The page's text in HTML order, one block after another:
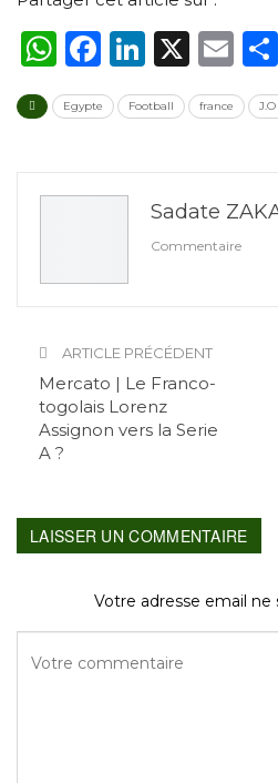
WhatsApp
Facebook
X
Egypte Football france
Sadate
Commentaire
ARTICLE PRÉCÉDENT
Mercato | Le Franco-
togolais Lorenz
Assignon vers la Serie
A ?
LAISSER UN COMMENTAIRE
Votre adresse email ne